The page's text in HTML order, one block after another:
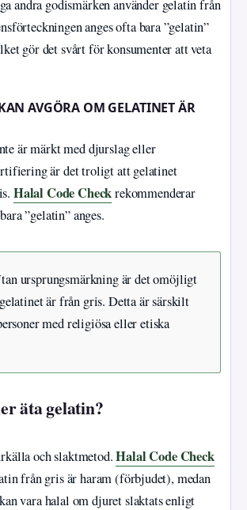
andra godismärken använder gelatin från
anges ofta bara ”gelatin”
gör det svårt för konsumenter att veta
AVGÖRA OM GELATINET ÄR
är märkt med djurslag eller
är det troligt att gelatinet
Halal Code Checkrekommenderar
”gelatin” anges.
ursprungsmärkning är det omöjligt
är från gris. Detta är särskilt
med religiösa eller etiska
äta gelatin?
och slaktmetod.Halal Code Check
från gris är haram (förbjudet), medan
vara halal om djuret slaktats enligt